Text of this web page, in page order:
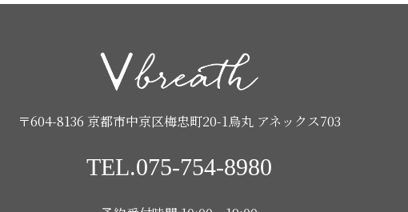
〒604-8136 京都市中京区梅忠町20-1烏丸 アネックス703
TEL.075-754-8980